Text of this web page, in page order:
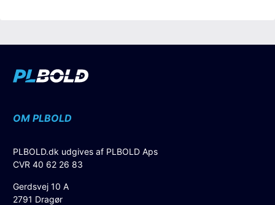
OM PLBOLD
PLBOLD.dk udgives af PLBOLD Aps
CVR 40 62 26 83
Gerdsvej 10 A
2791 Dragør